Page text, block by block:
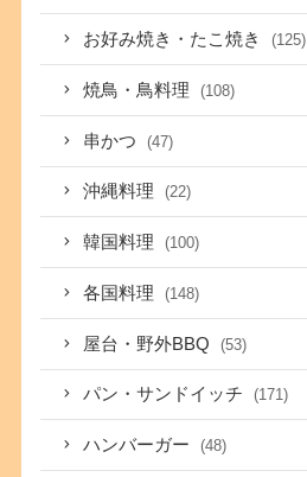
お好み焼き・たこ焼き (125)
焼鳥・鳥料理 (108)
串かつ (47)
沖縄料理 (22)
韓国料理 (100)
各国料理 (148)
屋台・野外BBQ (53)
パン・サンドイッチ (171)
ハンバーガー (48)